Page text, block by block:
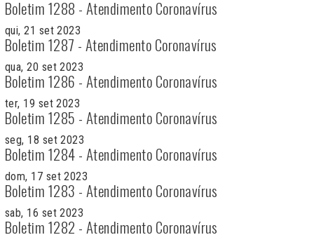
Boletim 1288 - Atendimento Coronavírus
qui, 21 set 2023
Boletim 1287 - Atendimento Coronavírus
qua, 20 set 2023
Boletim 1286 - Atendimento Coronavírus
ter, 19 set 2023
Boletim 1285 - Atendimento Coronavírus
seg, 18 set 2023
Boletim 1284 - Atendimento Coronavírus
dom, 17 set 2023
Boletim 1283 - Atendimento Coronavírus
sab, 16 set 2023
Boletim 1282 - Atendimento Coronavírus